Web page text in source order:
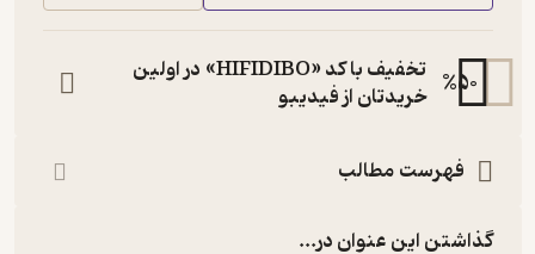
%50
تخفیف با کد «HIFIDIBO» در اولین
خریدتان از فیدیبو
فهرست مطالب
گذاشتن این عنوان در...